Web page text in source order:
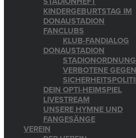
KINDERGEBURTSTAG IM
DONAUSTADION
FANCLUBS
KLUB-FANDIALOG
DONAUSTADION
STADIONORDNUNG
VERBOTENE
DEIN OPTI-HEIMSPIEL
LIVESTREAM
UNSERE HYMNE UND
FANGESÄNGE
VEREIN